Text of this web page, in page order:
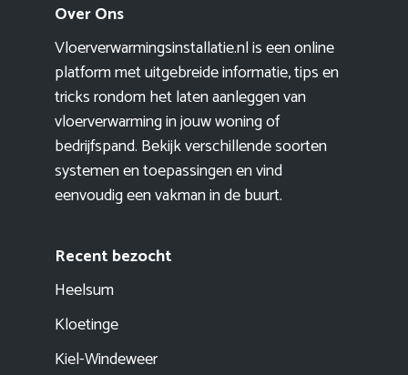
Over Ons
Vloerverwarmingsinstallatie.nl is een online
platform met uitgebreide informatie, tips en
tricks rondom het laten aanleggen van
vloerverwarming in jouw woning of
bedrijfspand. Bekijk verschillende soorten
systemen en toepassingen en vind
eenvoudig een vakman in de buurt.
Recent bezocht
Heelsum
Kloetinge
Kiel-Windeweer